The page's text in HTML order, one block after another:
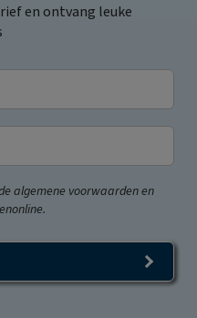
en ontvang leuke
algemene voorwaarden en